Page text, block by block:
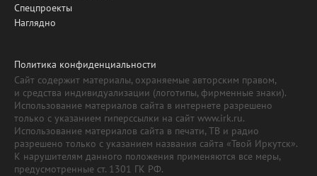
Спецпроекты
Наглядно
Политика конфиденциальности
Сайт содержит материалы, охраняемые авторским правом,
и средства индивидуализации (логотипы, фирменные знаки).
Использование материалов сайта в интернете разрешено
только с указанием гиперссылки на сайт www.irk.ru.
Использование материалов сайта в печати, ТВ и радио
разрешено только с указанием названия сайта «Твой Иркутск».
К нарушителям данного положения применяются все меры,
предусмотренные ст. 1301 ГК РФ.